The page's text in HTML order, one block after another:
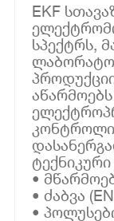
EKF
სპექტრს,
•
• ძაბვა
•